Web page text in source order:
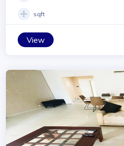
sqft
View